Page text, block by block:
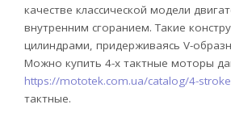
качестве классической модели
внутренним сгоранием. Такие
цилиндрами, придерживаясь V-
Можно купить 4-х тактные моторы
https://mototek.com.ua/catalog/4-
тактные.